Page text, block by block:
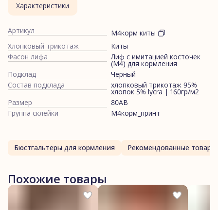
Характеристики
Артикул
М4корм киты
Хлопковый трикотаж
Киты
Фасон лифа
Лиф с имитацией косточек
(М4) для кормления
Подклад
Черный
Состав подклада
хлопковый трикотаж 95%
хлопок 5% lycra | 160гр/м2
Размер
80AB
Группа склейки
М4корм_принт
Бюстгальтеры для кормления Рекомендованные товары
Похожие товары